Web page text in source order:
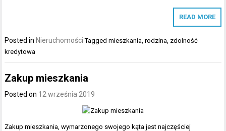
READ MORE
Posted inNieruchomości Taggedmieszkania ,rodzina zdolność
kredytowa
Zakup mieszkania
Posted on 12 września 2019
Zakup mieszkania, wymarzonego swojego kąta jest najczęściej